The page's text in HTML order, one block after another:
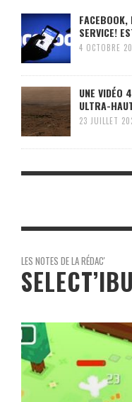
SERVICE!
4 OCTOBRE
UNE VIDÉO
ULTRA-
23 JUILLET
LES NOTES DE LA RÉDAC'